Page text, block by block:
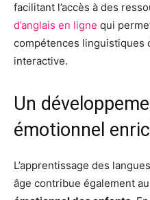
facilitant l’accès à des
d’anglais en ligne qui
compétences linguistiques
interactive.
Un
émotionnel
L’apprentissage des
âge contribue également au